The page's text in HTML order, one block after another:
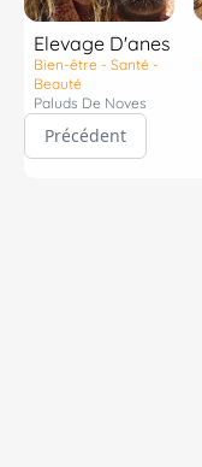
Elevage D'anes
Bien-être - Santé -
Beauté
Paluds De Noves
Précédent